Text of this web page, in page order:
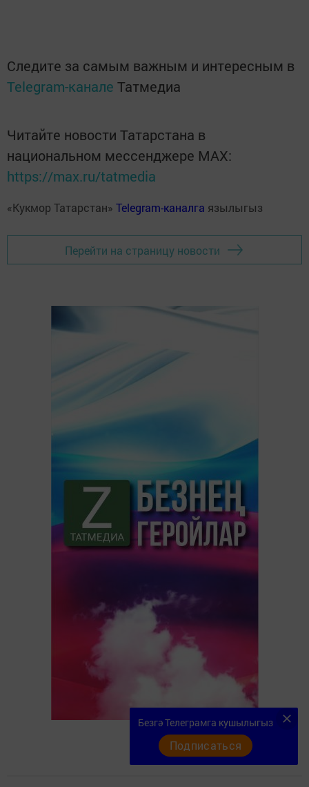
Следите за самым важным и интересным в
Telegram-канале Татмедиа
Читайте новости Татарстана в
национальном мессенджере MАХ:
https://max.ru/tatmedia
«Кукмор Татарстан» Telegram-каналга язылыгыз
Перейти на страницу новости
Безгә Телеграмга кушылыгыз
Подписаться